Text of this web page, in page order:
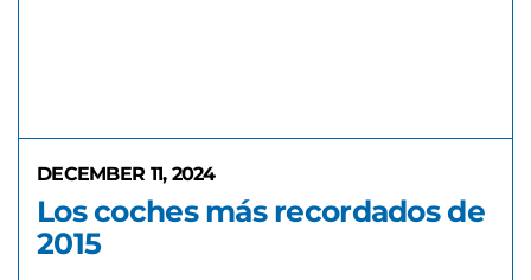
DECEMBER 11, 2024
Los coches más recordados de
2015